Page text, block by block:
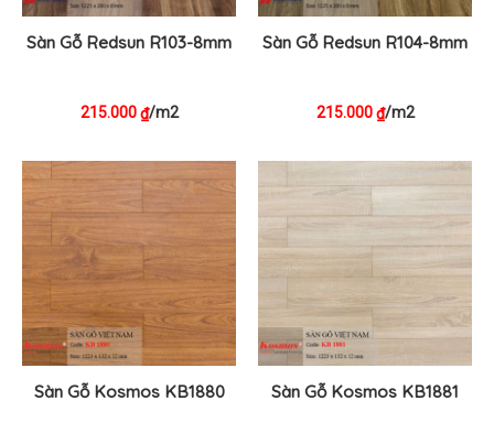
Sàn Gỗ Redsun R103-8mm
215.000₫/m2
Sàn Gỗ Redsun R104-8mm
215.000₫/m2
Sàn Gỗ Kosmos KB1880 Sàn Gỗ Kosmos KB1881